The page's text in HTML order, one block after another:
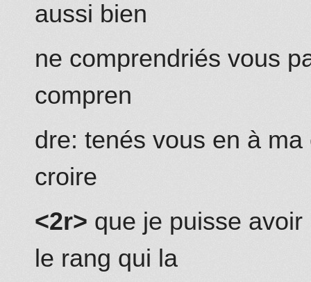
aussi bien
ne comprendriés vous
compren
dre: tenés vous en à ma
croire
<2r> que je puisse
le rang qui la